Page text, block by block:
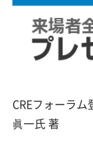
CREフォーラ
眞一氏 著